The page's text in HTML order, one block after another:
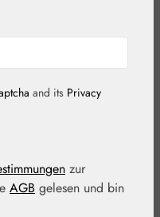
and its Privacy
zur
AGB gelesen und bin